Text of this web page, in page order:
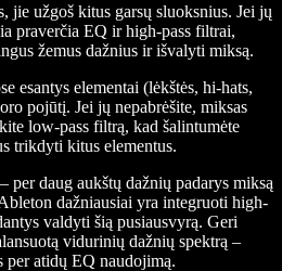
jie užgoš kitus garsų sluoksnius. Jei jų
praverčia EQ ir high-pass filtrai,
žemus dažnius ir išvalyti miksą.
esantys elementai (lėkštės, hi-hats,
pojūtį. Jei jų nepabrėšite, miksas
low-pass filtrą, kad šalintumėte
trikdyti kitus elementus.
per daug aukštų dažnių padarys miksą
dažniausiai yra integruoti high-
valdyti šią pusiausvyrą. Geri
vidurinių dažnių spektrą –
per atidų EQ naudojimą.